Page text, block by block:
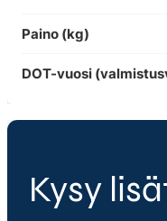
Paino (kg)
DOT-vuosi
Kysy